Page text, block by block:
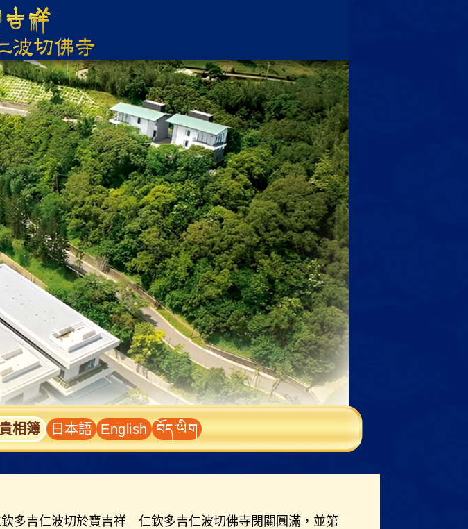
相簿 日本語 English བོད་ཡིག
多吉仁波切於寶吉祥 仁欽多吉仁波切佛寺閉關圓滿，並第